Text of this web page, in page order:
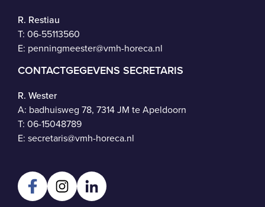
R. Restiau
T: 06-55113560
E: penningmeester@vmh-horeca.nl
CONTACTGEGEVENS SECRETARIS
R. Wester
A: badhuisweg 78, 7314 JM te Apeldoorn
T: 06-15048789
E: secretaris@vmh-horeca.nl